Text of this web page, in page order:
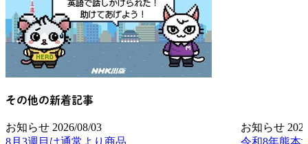
その他の新着記事
お知らせ 2026/08/03
8月3週目は通常より商品
お知らせ
令和8年熊本